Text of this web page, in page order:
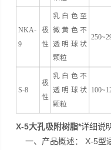
NKA-
9
极
性
乳白色至
微黄色不
透明球状
颗粒
S-8
极
性
乳白色不
透明球状
颗粒
X-5大孔吸附树脂*详细说
一、产品概述： X-5型